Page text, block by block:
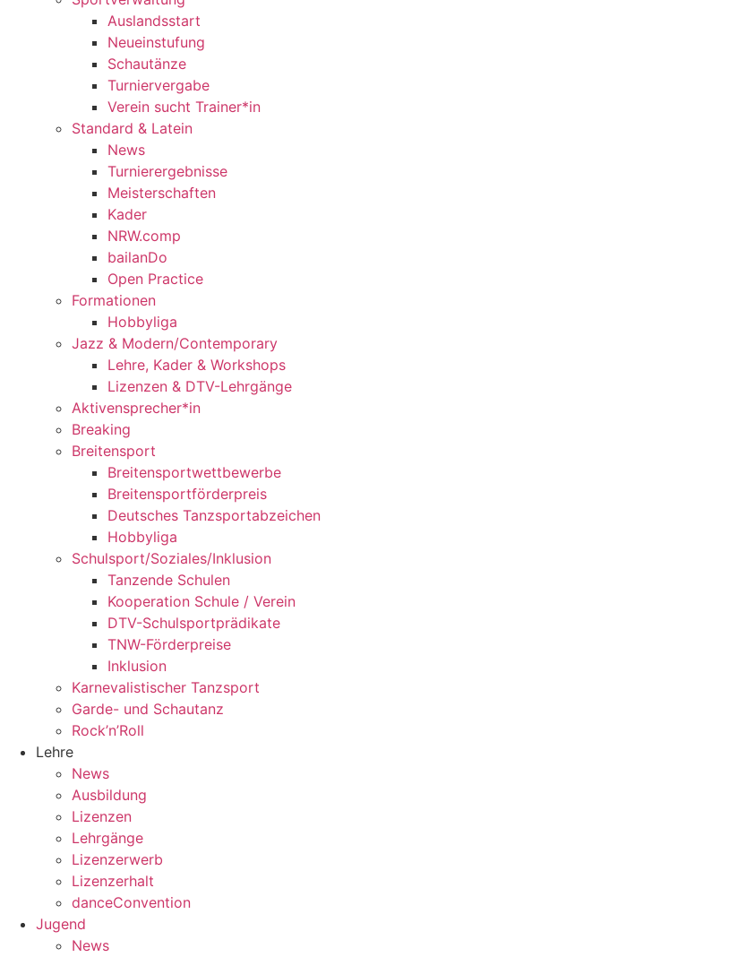
Auslandsstart
Neueinstufung
Schautänze
Turniervergabe
Verein sucht Trainer*in
Standard & Latein
News
Turnierergebnisse
Meisterschaften
Kader
NRW.comp
bailanDo
Open Practice
Formationen
Hobbyliga
Jazz & Modern/Contemporary
Lehre, Kader & Workshops
Lizenzen & DTV-Lehrgänge
Aktivensprecher*in
Breaking
Breitensport
Breitensportwettbewerbe
Breitensportförderpreis
Deutsches Tanzsportabzeichen
Hobbyliga
Schulsport/Soziales/Inklusion
Tanzende Schulen
Kooperation Schule / Verein
DTV-Schulsportprädikate
TNW-Förderpreise
Inklusion
Karnevalistischer Tanzsport
Garde- und Schautanz
Rock’n’Roll
Lehre
News
Ausbildung
Lizenzen
Lehrgänge
Lizenzerwerb
Lizenzerhalt
danceConvention
Jugend
News